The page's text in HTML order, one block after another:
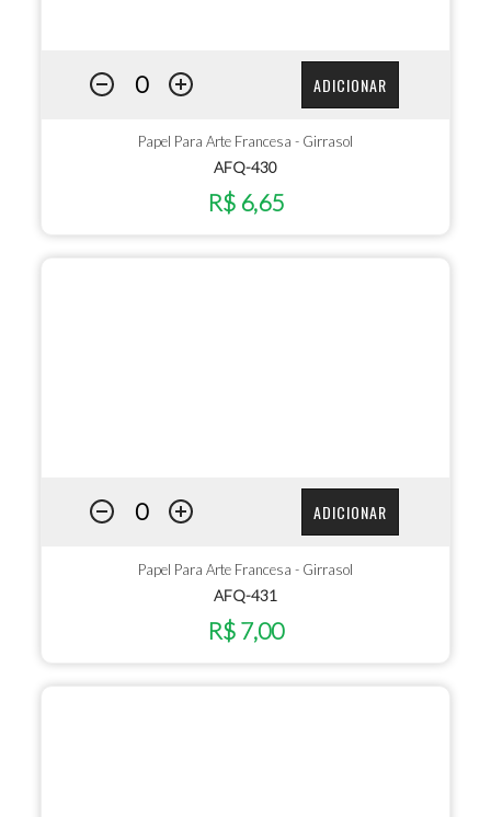
ADICIONAR
Papel Para Arte Francesa - Girrasol
AFQ-430
R$ 6,65
ADICIONAR
Papel Para Arte Francesa - Girrasol
AFQ-431
R$ 7,00